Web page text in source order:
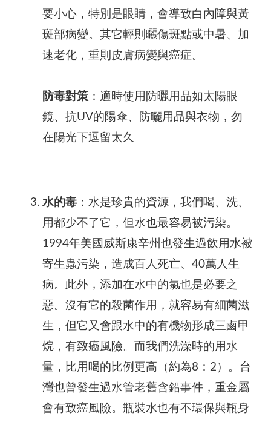
要小心，特別是眼睛，會導致白內障與黃
斑部病變。其它輕則曬傷斑點或中暑、加
速老化，重則皮膚病變與癌症。
防毒對策 ：適時使用防曬用品如太陽眼
鏡、抗UV的陽傘、防曬用品與衣物，勿
在陽光下逗留太久
水的毒 ：水是珍貴的資源，我們喝、洗、
用都少不了它，但水也最容易被污染。
1994年美國威斯康辛州也發生過飲用水被
寄生蟲污染，造成百人死亡、40萬人生
病。此外，添加在水中的氯也是必要之
惡。沒有它的殺菌作用，就容易有細菌滋
生，但它又會跟水中的有機物形成三鹵甲
烷，有致癌風險。而我們洗澡時的用水
量，比用喝的比例更高（約為8：2）。台
灣也曾發生過水管老舊含鉛事件，重金屬
會有致癌風險。瓶裝水也有不環保與瓶身